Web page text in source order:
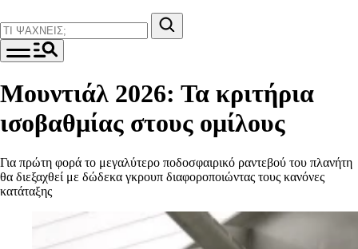
Μουντιάλ 2026: Τα κριτήρια
ισοβαθμίας στους ομίλους
Για πρώτη φορά το μεγαλύτερο ποδοσφαιρικό ραντεβού του πλανήτη
θα διεξαχθεί με δώδεκα γκρουπ διαφοροποιώντας τους κανόνες
κατάταξης